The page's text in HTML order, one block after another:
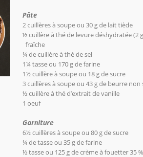
Pâte
2 cuillères à soupe ou 30 g de lait tiède
½ cuillère à thé de levure déshydratée (2
fraîche
¼ de cuillère à thé de sel
1¼ tasse ou 170 g de farine
1½ cuillère à soupe ou 18 g de sucre
3 cuillères à soupe ou 43 g de beurre non
½ cuillère à thé d’extrait de vanille
1 oeuf
Garniture
6½ cuillères à soupe ou 80 g de sucre
¼ de tasse ou 35 g de farine
½ tasse ou 125 g de crème à fouetter 35